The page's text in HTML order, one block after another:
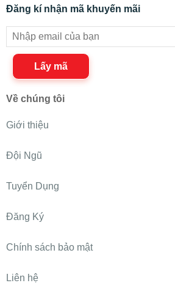
Đăng kí nhận mã khuyến mãi
Lấy mã
Về chúng tôi
Giới thiệu
Đội Ngũ
Tuyển Dụng
Đăng Ký
Chính sách bảo mật
Liên hệ